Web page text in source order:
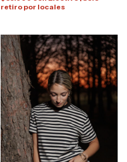
retiro por locales